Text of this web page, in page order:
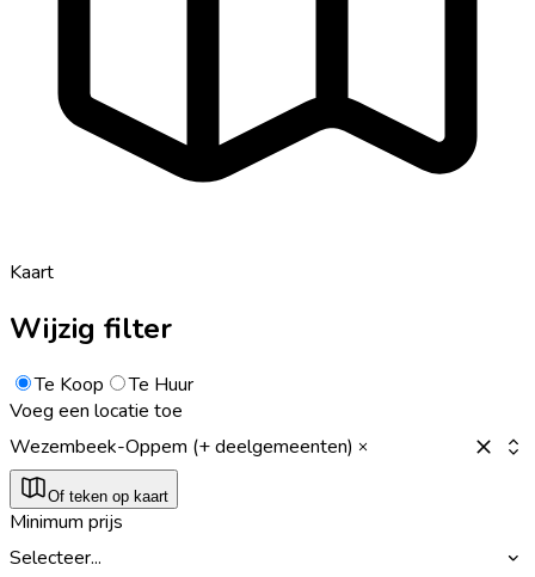
Kaart
Wijzig filter
Te Koop
Te Huur
Voeg een locatie toe
Wezembeek-Oppem (+ deelgemeenten)
Of teken op kaart
Minimum prijs
Selecteer...